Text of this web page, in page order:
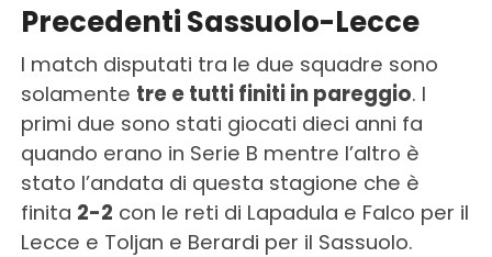
Precedenti Sassuolo-Lecce
I match disputati tra le due squadre sono
solamente tre e tutti finiti in pareggio. I
primi due sono stati giocati dieci anni fa
quando erano in Serie B mentre l’altro è
stato l’andata di questa stagione che è
finita 2-2 con le reti di Lapadula e Falco per il
Lecce e Toljan e Berardi per il Sassuolo.